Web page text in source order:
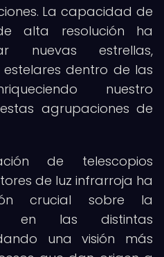
La capacidad de
alta resolución ha
nuevas estrellas,
dentro de las
nuestro
agrupaciones de
de telescopios
de luz infrarroja ha
crucial sobre la
en las distintas
una visión más